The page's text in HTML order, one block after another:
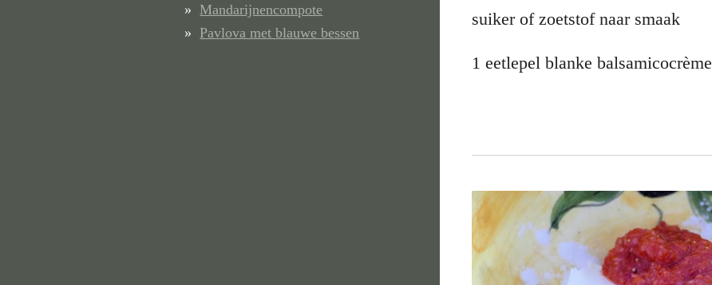
suiker of zoetstof naar smaak
1 eetlepel blanke balsamicocrème
Mandarijnencompote
Pavlova met blauwe bessen